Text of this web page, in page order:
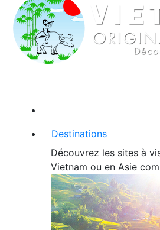
Destinations
Découvrez les sites à
Vietnam ou en Asie